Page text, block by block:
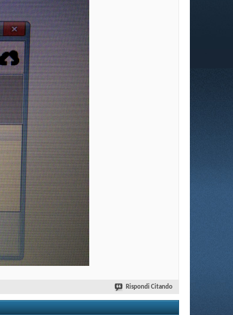
Rispondi Citando